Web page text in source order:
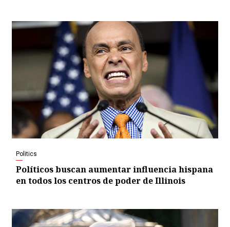
Politics
Políticos buscan aumentar influencia hispana
en todos los centros de poder de Illinois